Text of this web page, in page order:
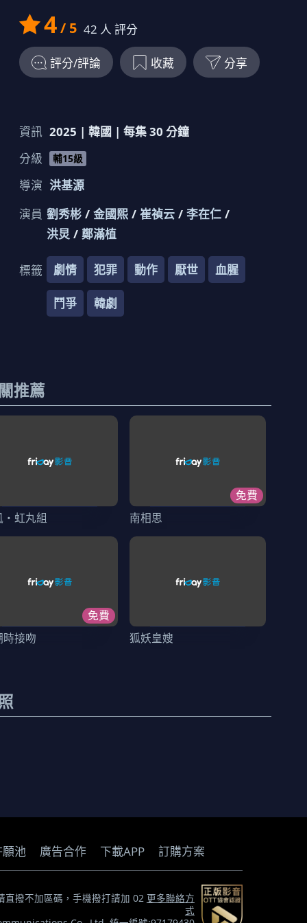
4/ 5 42 人 評分
評分/評論 收藏 分享
資訊 2025 | 韓國 | 每集30 分鐘
分級
輔15級
導演 洪基源
演員 劉秀彬 金國煕 崔禎云
李在仁
洪炅
鄭滿植
標籤 劇情 犯罪 動作 厭世 血腥
鬥爭 韓劇
推薦
・虹丸組
免費
南相思
免費
時接吻
狐妖皇嫂
撥不加區碼，手機撥打請加 02 更多聯絡方
式
池 廣告合作 下載APP 訂購方案